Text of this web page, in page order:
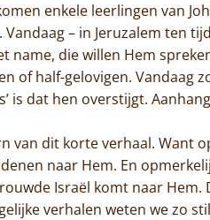
enkele leerlingen van
– in Jeruzalem ten
name, die willen Hem
of half-gelovigen.
is dat hen overstijgt.
van dit korte verhaal. Want
naar Hem. En
Israël komt naar
verhalen weten we zo